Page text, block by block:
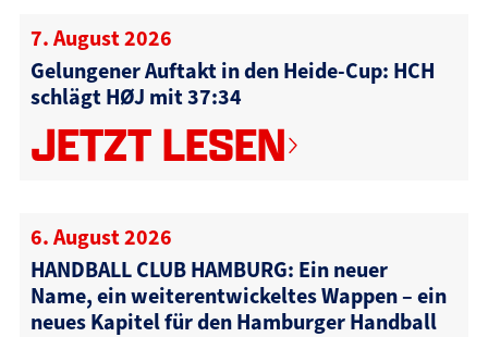
7. August 2026
Gelungener Auftakt in den Heide-Cup: HCH
schlägt HØJ mit 37:34
JETZT LESEN
6. August 2026
HANDBALL CLUB HAMBURG: Ein neuer
Name, ein weiterentwickeltes Wappen – ein
neues Kapitel für den Hamburger Handball